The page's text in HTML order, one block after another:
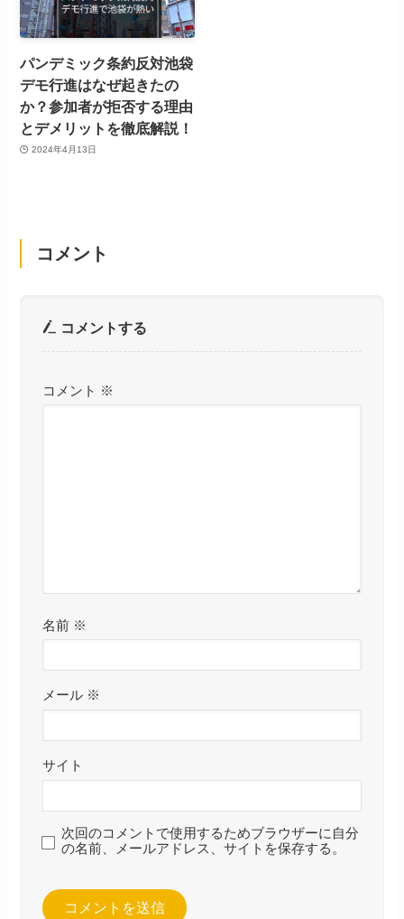
パンデミック条約反対池袋
デモ行進はなぜ起きたの
か？参加者が拒否する理由
とデメリットを徹底解説！
2024年4月13日
コメント
コメントする
コメント ※
名前 ※
メール ※
サイト
次回のコメントで使用するためブラウザーに自分
の名前、メールアドレス、サイトを保存する。